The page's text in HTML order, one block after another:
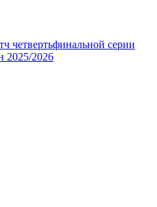
четвертьфинальной серии
2025/2026